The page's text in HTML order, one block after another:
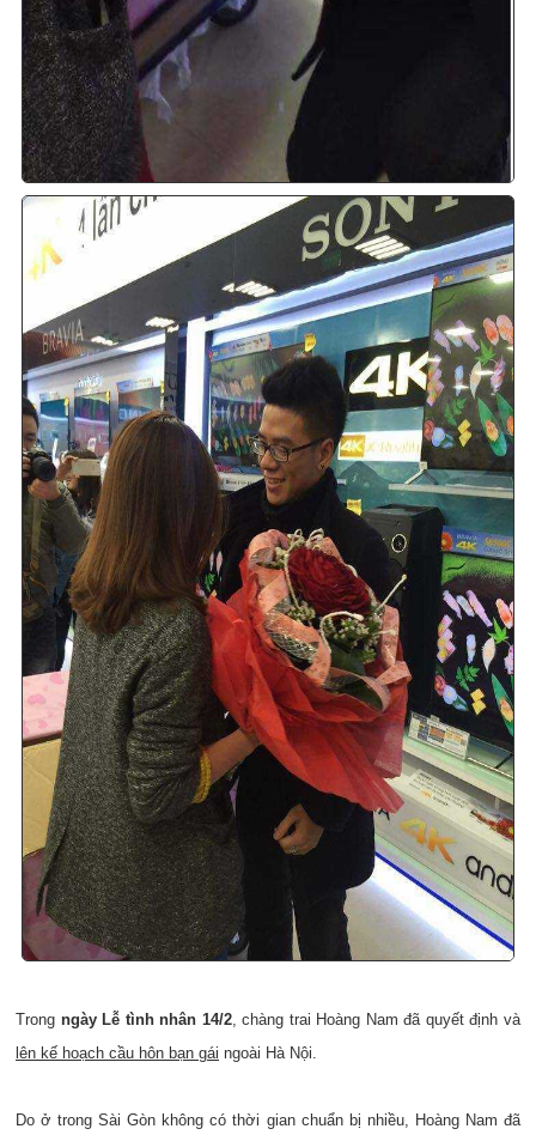
Trong ngày Lễ tình nhân 14/2, chàng trai Hoàng Nam đã quyết định và
lên kế hoạch cầu hôn bạn gái ngoài Hà Nội.
Do ở trong Sài Gòn không có thời gian chuẩn bị nhiều, Hoàng Nam đã